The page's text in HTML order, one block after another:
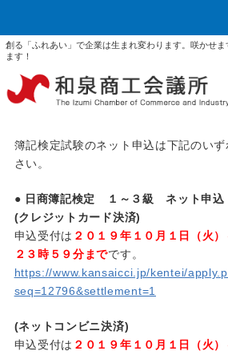
創る「ふれあい」で企業は生まれ変わります。咲かせま
ます！
簿記検定試験のネット申込は下記のい
さい。
● 日商簿記検定 １～３級 ネット申込
(クレジットカード決済)
申込受付は ２０１９年１０月１日（火）
２３時５９分までです。
https://www.kansaicci.jp/kentei/
seq=12796&settlement=1
(ネットコンビニ決済)
申込受付は ２０１９年１０月１日（火）